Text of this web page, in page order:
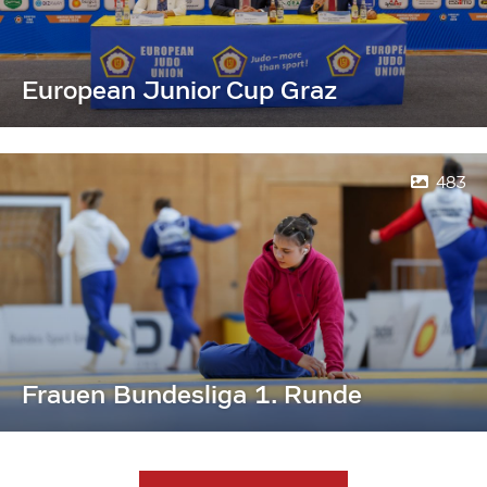
European Junior Cup Graz
483
Frauen Bundesliga 1. Runde